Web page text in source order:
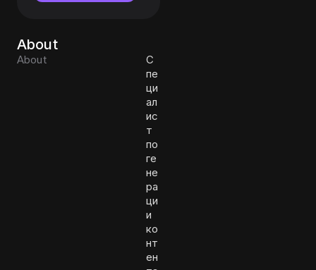
About
About
С
пе
ци
ал
ис
т
по
ге
не
ра
ци
и
ко
нт
ен